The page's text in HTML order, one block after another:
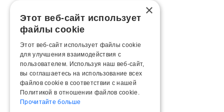
×
Этот веб-сайт использует
файлы cookie
Этот веб-сайт использует файлы cookie
для улучшения взаимодействия с
пользователем. Используя наш веб-сайт,
вы соглашаетесь на использование всех
файлов cookie в соответствии с нашей
Политикой в ​​отношении файлов cookie.
Прочитайте больше